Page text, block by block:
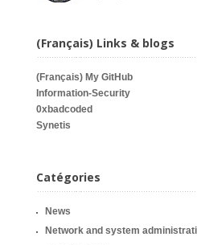
(Français) Links & blogs
(Français) My GitHub
Information-Security
0xbadcoded
Synetis
Catégories
News
Network and system